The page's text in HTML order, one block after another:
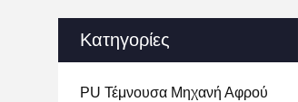
Κατηγορίες
PU Τέμνουσα Μηχανή Αφρού